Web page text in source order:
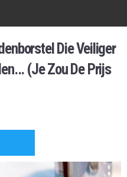
Die Veiliger
(Je Zou De Prijs